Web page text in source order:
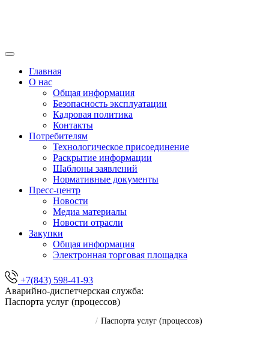
Главная
О нас
Общая информация
Безопасность эксплуатации
Кадровая политика
Контакты
Потребителям
Технологическое присоединение
Раскрытие информации
Шаблоны заявлений
Нормативные документы
Пресс-центр
Новости
Медиа материалы
Новости отрасли
Закупки
Общая информация
Электронная торговая площадка
+7(843) 598-41-93
Аварийно-диспетчерская служба:
Паспорта услуг (процессов)
/ Паспорта услуг (процессов)